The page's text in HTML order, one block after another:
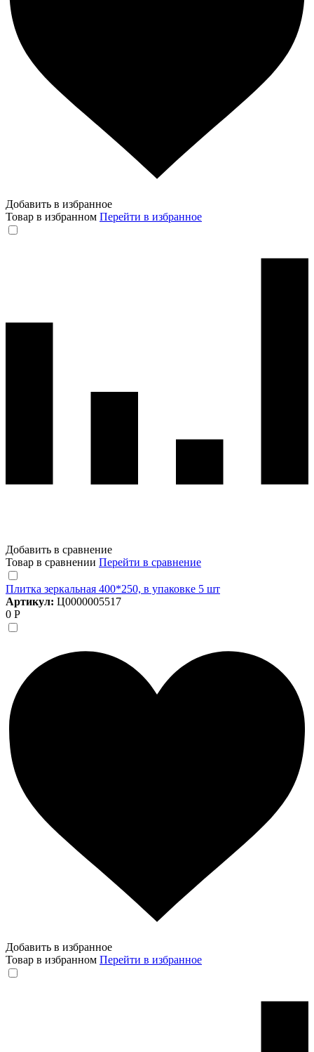
Добавить в избранное
Товар в избранном Перейти в избранное
Добавить в сравнение
Товар в сравнении Перейти в сравнение
Плитка зеркальная 400*250, в упаковке 5 шт
Артикул: Ц0000005517
0 Р
Добавить в избранное
Товар в избранном Перейти в избранное